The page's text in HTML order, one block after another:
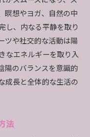
方法
る感謝の重要性
その効果
ンの作り方
ティブに変える具
瞑想やヨガ、自然の中
し、内なる平静を取り
ツや社交的な活動は陽
なエネルギーを取り入
陽のバランスを意識的
成長と全体的な生活の
法